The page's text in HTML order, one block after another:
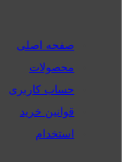
صفحه اصلی
محصولات
حساب کاربری
قوانین خرید
استخدام